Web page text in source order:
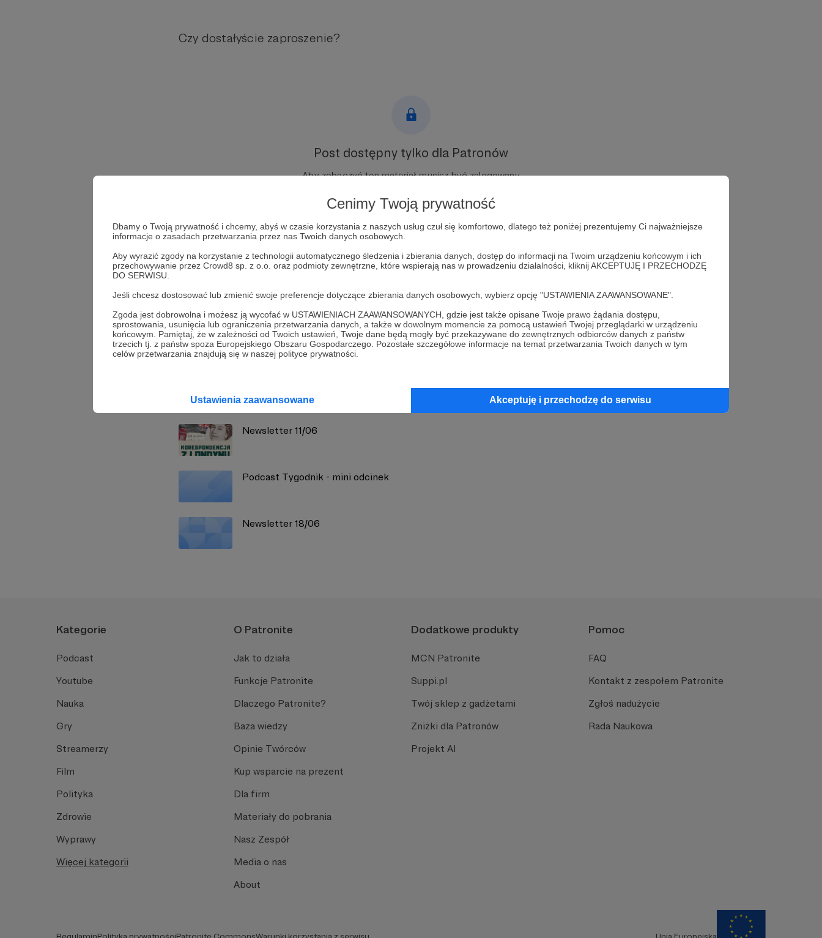
Cenimy Twoją prywatność
Dbamy o Twoją prywatność i chcemy, abyś w czasie korzystania z naszych usług czuł się komfortowo, dlatego też poniżej prezentujemy Ci najważniejsze
informacje o zasadach przetwarzania przez nas Twoich danych osobowych.
Aby wyrazić zgody na korzystanie z technologii automatycznego śledzenia i zbierania danych, dostęp do informacji na Twoim urządzeniu końcowym i ich
przechowywanie przez Crowd8 sp. z o.o. oraz podmioty zewnętrzne, które wspierają nas w prowadzeniu działalności, kliknij AKCEPTUJĘ I PRZECHODZĘ
DO SERWISU.
Jeśli chcesz dostosować lub zmienić swoje preferencje dotyczące zbierania danych osobowych, wybierz opcję "USTAWIENIA ZAAWANSOWANE".
Zgoda jest dobrowolna i możesz ją wycofać w USTAWIENIACH ZAAWANSOWANYCH, gdzie jest także opisane Twoje prawo żądania dostępu,
sprostowania, usunięcia lub ograniczenia przetwarzania danych, a także w dowolnym momencie za pomocą ustawień Twojej przeglądarki w urządzeniu
końcowym. Pamiętaj, że w zależności od Twoich ustawień, Twoje dane będą mogły być przekazywane do zewnętrznych odbiorców danych z państw
trzecich tj. z państw spoza Europejskiego Obszaru Gospodarczego. Pozostałe szczegółowe informacje na temat przetwarzania Twoich danych w tym
celów przetwarzania znajdują się w naszej polityce prywatności.
Ustawienia zaawansowane Akceptuję i przechodzę do serwisu
Czy dostałyście zaproszenie?
Post dostępny tylko dla Patronów
Aby zobaczyć ten materiał musisz być zalogowany
Zostań Patronem
Zaloguj się
Korespondencja z Londynu Zobacz profil autora
Zobacz również
Newsletter 11/06
Podcast Tygodnik - mini odcinek
Newsletter 18/06
Kategorie
Podcast
Youtube
Nauka
Gry
Streamerzy
Film
Polityka
Zdrowie
Wyprawy
Więcej kategorii
O Patronite
Jak to działa
Funkcje Patronite
Dlaczego Patronite?
Baza wiedzy
Opinie Twórców
Kup wsparcie na prezent
Dla firm
Materiały do pobrania
Nasz Zespół
Media o nas
About
Dodatkowe produkty
MCN Patronite
Suppi.pl
Twój sklep z gadżetami
Zniżki dla Patronów
Projekt AI
Pomoc
FAQ
Kontakt z zespołem Patronite
Zgłoś nadużycie
Rada Naukowa
RegulaminPolityka prywatnościPatronite CommonsWarunki korzystania z serwisu Unia Europejska